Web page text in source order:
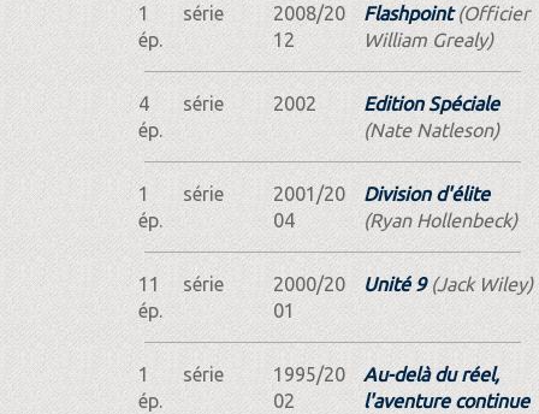
1
ép.
série
2008/20
12
Flashpoint(Officier
William Grealy)
4
ép.
série 2002
Edition Spéciale
(Nate Natleson)
1
ép.
série
2001/20
04
Division d'élite
(Ryan Hollenbeck)
11
ép.
série
2000/20
01
Unité 9(Jack Wiley)
1
ép.
série
1995/20
02
Au-delà du réel,
l'aventure continue